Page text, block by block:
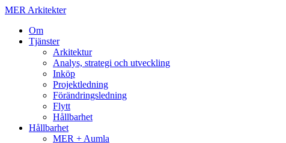
MER Arkitekter
Om
Tjänster
Arkitektur
Analys, strategi och utveckling
Inköp
Projektledning
Förändringsledning
Flytt
Hållbarhet
Hållbarhet
MER + Aumla